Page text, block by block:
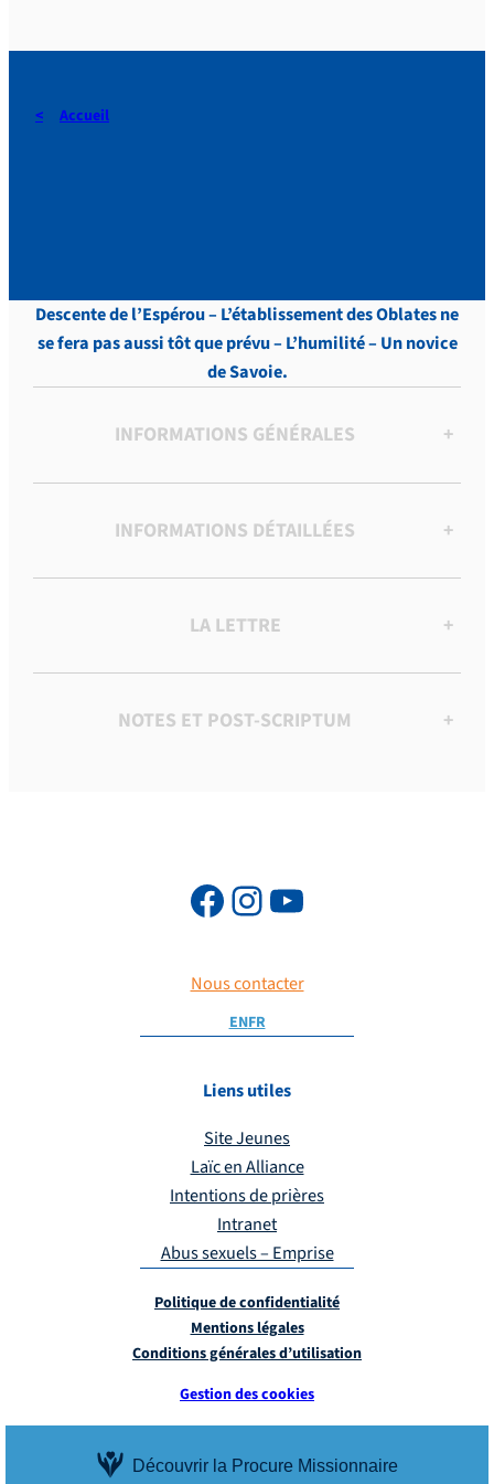
Découvrir la Procure Missionnaire
Accueil
Descente de l’Espérou – L’établissement des Oblates ne
se fera pas aussi tôt que prévu – L’humilité – Un novice
de Savoie.
INFORMATIONS GÉNÉRALES +
INFORMATIONS DÉTAILLÉES +
LA LETTRE +
NOTES ET POST-SCRIPTUM +
Nous contacter
ENFR
Liens utiles
Site Jeunes
Laïc en Alliance
Intentions de prières
Intranet
Abus sexuels – Emprise
Politique de confidentialité
Mentions légales
Conditions générales d’utilisation
Gestion des cookies